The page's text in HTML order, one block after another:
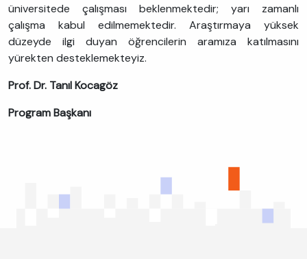
üniversitede çalışması beklenmektedir; yarı zamanlı
çalışma kabul edilmemektedir. Araştırmaya yüksek
düzeyde ilgi duyan öğrencilerin aramıza katılmasını
yürekten desteklemekteyiz.
Prof. Dr. Tanıl Kocagöz
Program Başkanı